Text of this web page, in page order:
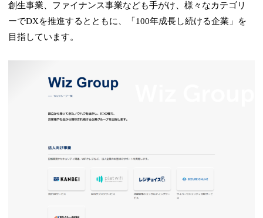
創生事業、ファイナンス事業なども手がけ、様々なカテゴリ
ーでDXを推進するとともに、「100年成長し続ける企業」を
目指しています。